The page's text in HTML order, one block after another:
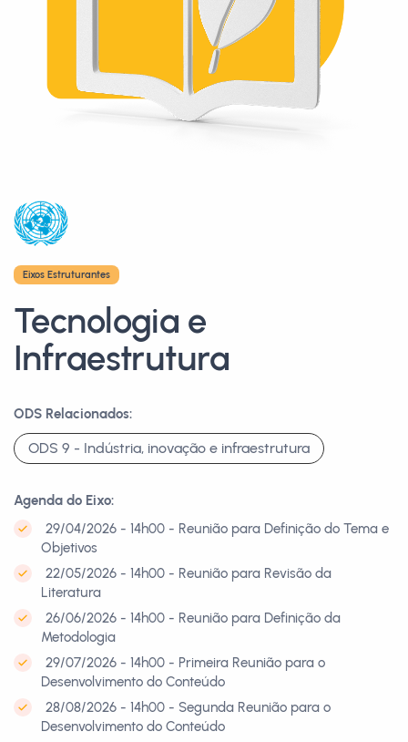
Eixos Estruturantes
Tecnologia e
Infraestrutura
ODS Relacionados:
ODS 9 - Indústria, inovação e infraestrutura
Agenda do Eixo:
29/04/2026 - 14h00 - Reunião para Definição do Tema e
Objetivos
22/05/2026 - 14h00 - Reunião para Revisão da
Literatura
26/06/2026 - 14h00 - Reunião para Definição da
Metodologia
29/07/2026 - 14h00 - Primeira Reunião para o
Desenvolvimento do Conteúdo
28/08/2026 - 14h00 - Segunda Reunião para o
Desenvolvimento do Conteúdo